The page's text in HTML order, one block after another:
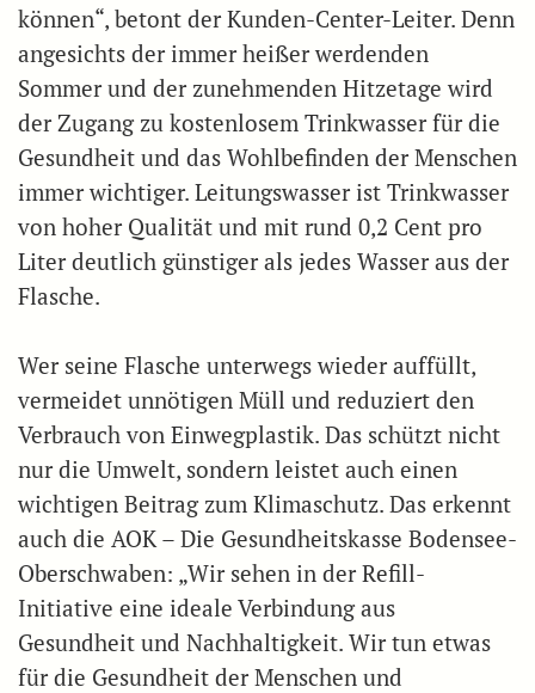
können“, betont der Kunden-Center-Leiter. Denn
angesichts der immer heißer werdenden
Sommer und der zunehmenden Hitzetage wird
der Zugang zu kostenlosem Trinkwasser für die
Gesundheit und das Wohlbefinden der Menschen
immer wichtiger. Leitungswasser ist Trinkwasser
von hoher Qualität und mit rund 0,2 Cent pro
Liter deutlich günstiger als jedes Wasser aus der
Flasche.
Wer seine Flasche unterwegs wieder auffüllt,
vermeidet unnötigen Müll und reduziert den
Verbrauch von Einwegplastik. Das schützt nicht
nur die Umwelt, sondern leistet auch einen
wichtigen Beitrag zum Klimaschutz. Das erkennt
auch die AOK – Die Gesundheitskasse Bodensee-
Oberschwaben: „Wir sehen in der Refill-
Initiative eine ideale Verbindung aus
Gesundheit und Nachhaltigkeit. Wir tun etwas
für die Gesundheit der Menschen und